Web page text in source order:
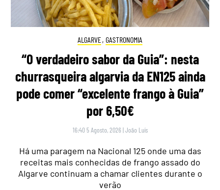
ALGARVE, GASTRONOMIA
“O verdadeiro sabor da Guia”: nesta
churrasqueira algarvia da EN125 ainda
pode comer “excelente frango à Guia”
por 6,50€
16:40 5 Agosto, 2026 |João Luís
Há uma paragem na Nacional 125 onde uma das
receitas mais conhecidas de frango assado do
Algarve continuam a chamar clientes durante o
verão